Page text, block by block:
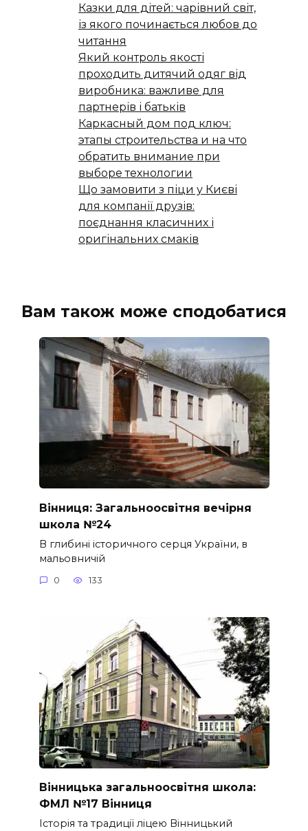
Казки для дітей: чарівний світ,
із якого починається любов до
читання
Який контроль якості
проходить дитячий одяг від
виробника: важливе для
партнерів і батьків
Каркасный дом под ключ:
этапы строительства и на что
обратить внимание при
выборе технологии
Що замовити з піци у Києві
для компанії друзів:
поєднання класичних і
оригінальних смаків
Вам також може сподобатися
Вінниця: Загальноосвітня вечірня
школа №24
В глибині історичного серця України, в
мальовничій
0 133
Вінницька загальноосвітня школа:
ФМЛ №17 Вінниця
Історія та традиції ліцею Вінницький